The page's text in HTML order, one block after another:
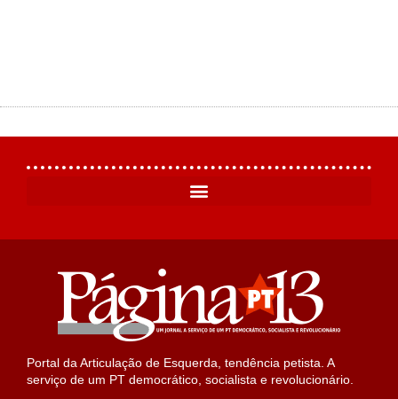
Portal da Articulação de Esquerda, tendência petista. A
serviço de um PT democrático, socialista e revolucionário.